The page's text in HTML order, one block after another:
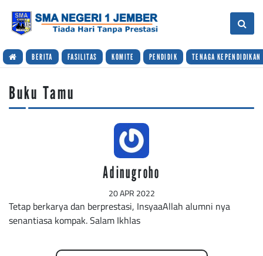
BERITA FASILITAS KOMITE PENDIDIK TENAGA KEPENDIDIKAN
Buku Tamu
Adinugroho
20 APR 2022
Tetap berkarya dan berprestasi, InsyaaAllah alumni nya
senantiasa kompak. Salam Ikhlas